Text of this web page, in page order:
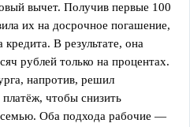
вычет. Получив первые 100
их на досрочное погашение,
В результате, она
рублей только на процентах.
напротив, решил
чтобы снизить
Оба подхода рабочие —